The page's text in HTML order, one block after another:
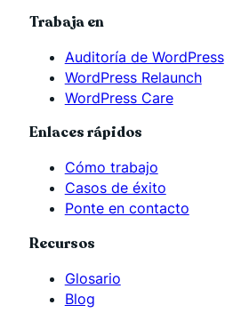
Trabaja en
Auditoría de WordPress
WordPress Relaunch
WordPress Care
Enlaces rápidos
Cómo trabajo
Casos de éxito
Ponte en contacto
Recursos
Glosario
Blog